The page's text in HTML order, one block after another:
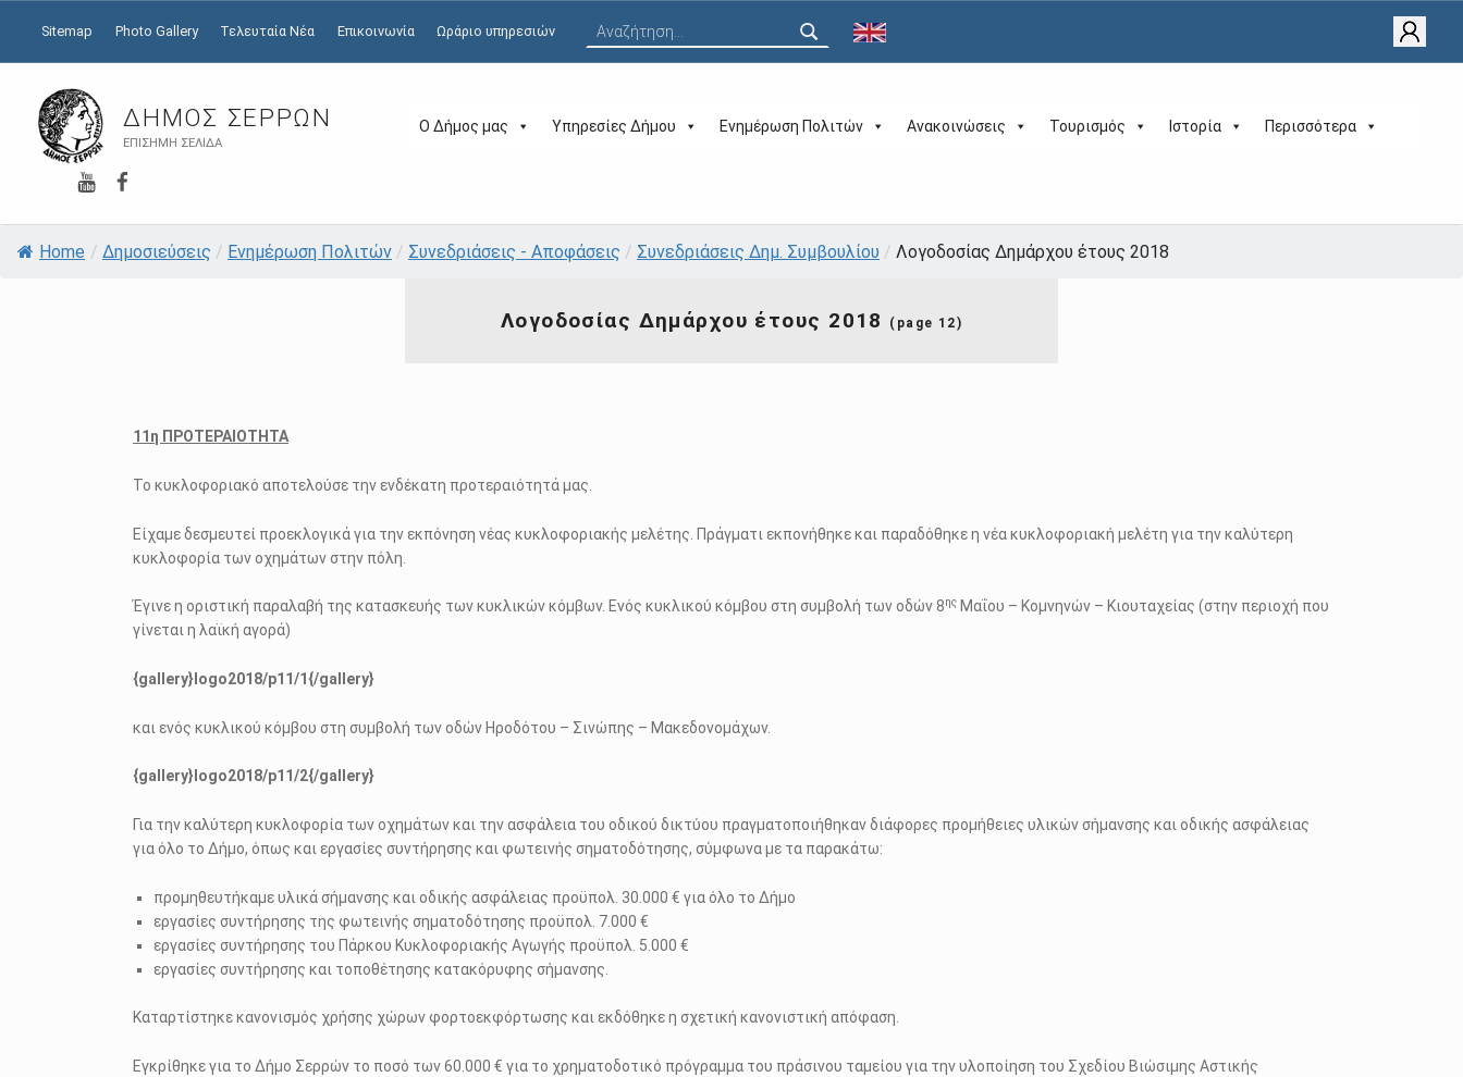
ΔΉΜΟΣ ΣΕΡΡΏΝ
ΕΠΊΣΗΜΗ ΣΕΛΊΔΑ
Ο Δήμος μας Υπηρεσίες Δήμου Ενημέρωση Πολιτών Ανακοινώσεις Τουρισμός Ιστορία Περισσότερα
YouTube
Sitemap Photo Gallery Τελευταία Νέα Επικοινωνία Ωράριο υπηρεσιών
Home / Δημοσιεύσεις / Ενημέρωση Πολιτών / Συνεδριάσεις - Αποφάσεις / Συνεδριάσεις Δημ. Συμβουλίου / Λογοδοσίας Δημάρχου έτους 2018
Λογοδοσίας Δημάρχου έτους 2018 (page 12)
11η ΠΡΟΤΕΡΑΙΟΤΗΤΑ
Το κυκλοφοριακό αποτελούσε την ενδέκατη προτεραιότητά μας.
Είχαμε δεσμευτεί προεκλογικά για την εκπόνηση νέας κυκλοφοριακής μελέτης. Πράγματι εκπονήθηκε και παραδόθηκε η νέα κυκλοφοριακή μελέτη για την καλύτερη
κυκλοφορία των οχημάτων στην πόλη.
Έγινε η οριστική παραλαβή της κατασκευής των κυκλικών κόμβων. Ενός κυκλικού κόμβου στη συμβολή των οδών 8ης Μαΐου – Κομνηνών – Κιουταχείας (στην περιοχή που
γίνεται η λαϊκή αγορά)
{gallery}logo2018/p11/1{/gallery}
και ενός κυκλικού κόμβου στη συμβολή των οδών Ηροδότου – Σινώπης – Μακεδονομάχων.
{gallery}logo2018/p11/2{/gallery}
Για την καλύτερη κυκλοφορία των οχημάτων και την ασφάλεια του οδικού δικτύου πραγματοποιήθηκαν διάφορες προμήθειες υλικών σήμανσης και οδικής ασφάλειας
για όλο το Δήμο, όπως και εργασίες συντήρησης και φωτεινής σηματοδότησης, σύμφωνα με τα παρακάτω:
προμηθευτήκαμε υλικά σήμανσης και οδικής ασφάλειας προϋπολ. 30.000 € για όλο το Δήμο
εργασίες συντήρησης της φωτεινής σηματοδότησης προϋπολ. 7.000 €
εργασίες συντήρησης του Πάρκου Κυκλοφοριακής Αγωγής προϋπολ. 5.000 €
εργασίες συντήρησης και τοποθέτησης κατακόρυφης σήμανσης.
Καταρτίστηκε κανονισμός χρήσης χώρων φορτοεκφόρτωσης και εκδόθηκε η σχετική κανονιστική απόφαση.
Εγκρίθηκε για το Δήμο Σερρών το ποσό των 60.000 € για το χρηματοδοτικό πρόγραμμα του πράσινου ταμείου για την υλοποίηση του Σχεδίου Βιώσιμης Αστικής